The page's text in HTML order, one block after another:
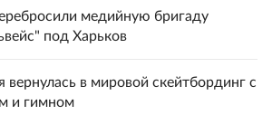
медийную бригаду
под Харьков
вернулась в мировой скейтбординг с
и гимном